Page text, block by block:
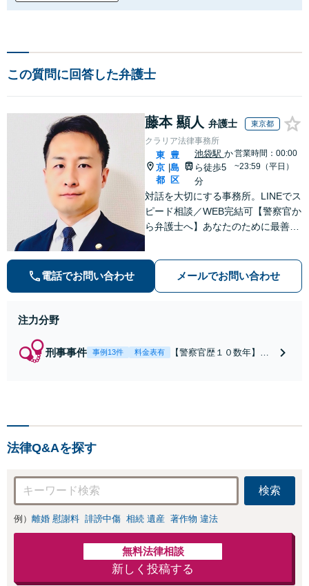
この質問に回答した弁護士
藤本 顯人 弁護士 東京都
クラリア法律事務所
東
京
都
|
豊
島
区
池袋駅 か
ら徒歩5
分
営業時間：00:00
~23:59（平日）
対話を大切にする事務所。LINEでス
ピード相談／WEB完結可【警察官か
ら弁護士へ】あなたのために最善の
婚などの民事から刑事事件まで幅広
く支援【完全個室】
電話でお問い合わせ メールでお問い合わせ
注力分野
刑事事件 事例13件 料金表有
【警察官歴１０数年】
力。少年事件／告訴・告
法律Q&Aを探す
検索
例） 離婚 慰謝料 誹謗中傷 相続 遺産 著作物 違法
無料法律相談
新しく投稿する